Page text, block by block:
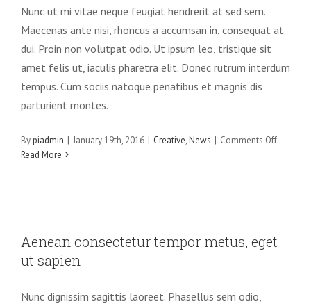
Nunc ut mi vitae neque feugiat hendrerit at sed sem.
Maecenas ante nisi, rhoncus a accumsan in, consequat at
dui. Proin non volutpat odio. Ut ipsum leo, tristique sit
amet felis ut, iaculis pharetra elit. Donec rutrum interdum
tempus. Cum sociis natoque penatibus et magnis dis
parturient montes.
Bypiadmin | January 19th, 2016 | Creative,News | Comments Offon
suscipit
Read More
Trending
Aenean consectetur tempor metus, eget
ut sapien
Nunc dignissim sagittis laoreet. Phasellus sem odio,